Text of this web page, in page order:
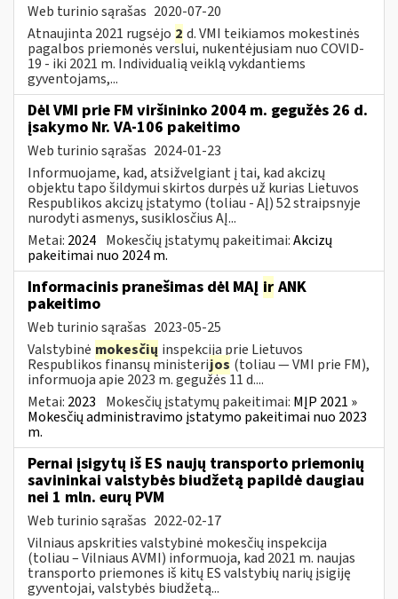
Web turinio sąrašas 2020-07-20
Atnaujinta 2021 rugsėjo 2 d. VMI teikiamos mokestinės
pagalbos priemonės verslui, nukentėjusiam nuo COVID-
19 - iki 2021 m. Individualią veiklą vykdantiems
gyventojams,...
Dėl VMI prie FM viršininko 2004 m. gegužės 26 d.
įsakymo Nr. VA-106 pakeitimo
Web turinio sąrašas 2024-01-23
Informuojame, kad, atsižvelgiant į tai, kad akcizų
objektu tapo šildymui skirtos durpės už kurias Lietuvos
Respublikos akcizų įstatymo (toliau - AĮ) 52 straipsnyje
nurodyti asmenys, susiklosčius AĮ...
Metai: 2024 Mokesčių įstatymų pakeitimai:Akcizų
pakeitimai nuo 2024 m.
Informacinis pranešimas dėl MAĮ ir ANK
pakeitimo
Web turinio sąrašas 2023-05-25
Valstybinė mokesčių inspekcija prie Lietuvos
Respublikos finansų ministerijos (toliau — VMI prie FM),
informuoja apie 2023 m. gegužės 11 d....
Metai: 2023 Mokesčių įstatymų pakeitimai: MĮP 2021 »
Mokesčių administravimo įstatymo pakeitimai nuo 2023
m.
Pernai įsigytų iš ES naujų transporto priemonių
savininkai valstybės biudžetą papildė daugiau
nei 1 mln. eurų PVM
Web turinio sąrašas 2022-02-17
Vilniaus apskrities valstybinė mokesčių inspekcija
(toliau – Vilniaus AVMI) informuoja, kad 2021 m. naujas
transporto priemones iš kitų ES valstybių narių įsigiję
gyventojai, valstybės biudžetą...